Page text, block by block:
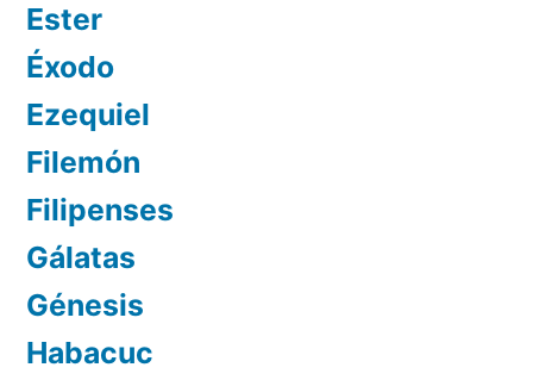
Ester
Éxodo
Ezequiel
Filemón
Filipenses
Gálatas
Génesis
Habacuc